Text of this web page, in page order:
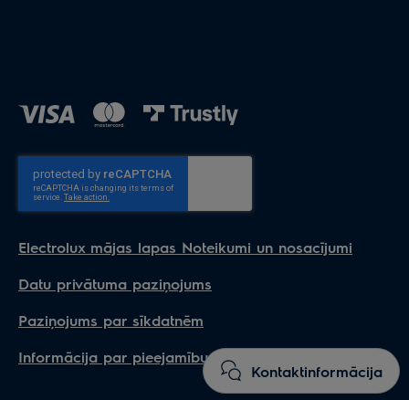
Kontaktinformācija
Electrolux mājas lapas Noteikumi un nosacījumi
Datu privātuma paziņojums
Paziņojums par sīkdatnēm
Informācija par pieejamību